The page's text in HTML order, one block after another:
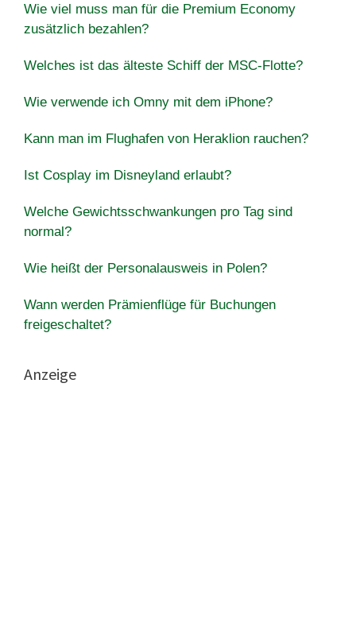
Wie viel muss man für die Premium Economy
zusätzlich bezahlen?
Welches ist das älteste Schiff der MSC-Flotte?
Wie verwende ich Omny mit dem iPhone?
Kann man im Flughafen von Heraklion rauchen?
Ist Cosplay im Disneyland erlaubt?
Welche Gewichtsschwankungen pro Tag sind
normal?
Wie heißt der Personalausweis in Polen?
Wann werden Prämienflüge für Buchungen
freigeschaltet?
Anzeige